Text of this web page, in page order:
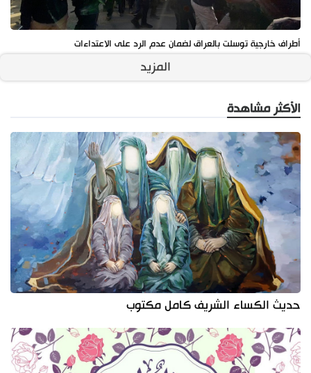
أطراف خارجية توسلت بالعراق لضمان عدم الرد على الاعتداءات
المزيد
الأكثر مشاهدة
حديث الكساء الشريف كامل مكتوب